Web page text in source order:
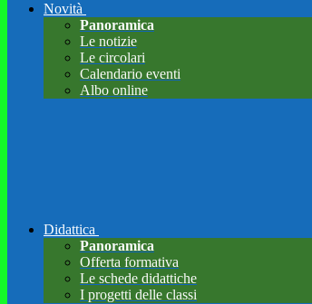
Novità
Panoramica
Le notizie
Le circolari
Calendario eventi
Albo online
Didattica
Panoramica
Offerta formativa
Le schede didattiche
I progetti delle classi